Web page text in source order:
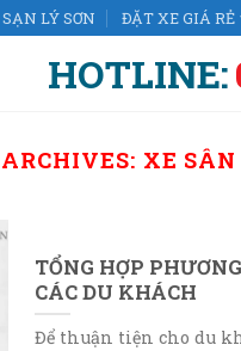
LÝ SƠN ĐẶT XE GIÁ RẺ
HOTLINE:
XE
TỔNG HỢP
CÁC DU KHÁCH
Để thuận tiện cho du